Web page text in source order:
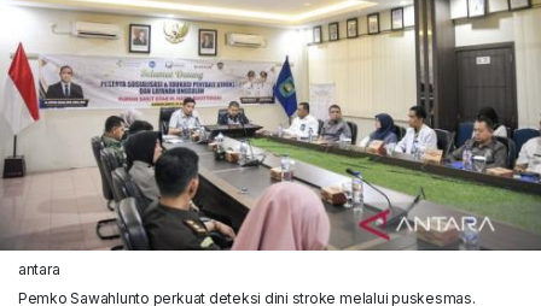
antara
Pemko Sawahlunto perkuat deteksi dini stroke melalui puskesmas.